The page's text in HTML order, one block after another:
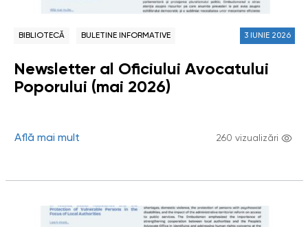
BIBLIOTECĂ BULETINE INFORMATIVE 3 IUNIE 2026
Newsletter al Oficiului Avocatului
Poporului (mai 2026)
Află mai mult 260 vizualizări